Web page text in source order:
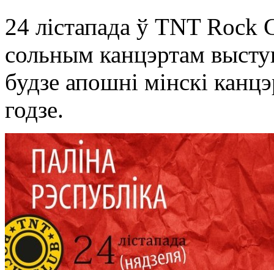
24 лістапада ў TNT
сольным канцэртам
будзе апошні мінскі
годзе.